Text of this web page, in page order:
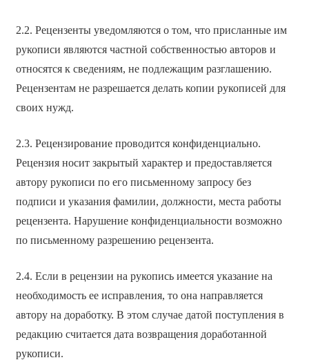
2.2. Рецензенты уведомляются о том, что присланные им
рукописи являются частной собственностью авторов и
относятся к сведениям, не подлежащим разглашению.
Рецензентам не разрешается делать копии рукописей для
своих нужд.
2.3. Рецензирование проводится конфиденциально.
Рецензия носит закрытый характер и предоставляется
автору рукописи по его письменному запросу без
подписи и указания фамилии, должности, места работы
рецензента. Нарушение конфиденциальности возможно
по письменному разрешению рецензента.
2.4. Если в рецензии на рукопись имеется указание на
необходимость ее исправления, то она направляется
автору на доработку. В этом случае датой поступления в
редакцию считается дата возвращения доработанной
рукописи.